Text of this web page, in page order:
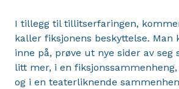
I tillegg til tillitserfaringen,
kaller fiksjonens beskyttelse. Man
inne på, prøve ut nye sider av seg
litt mer, i en
og i en teaterliknende